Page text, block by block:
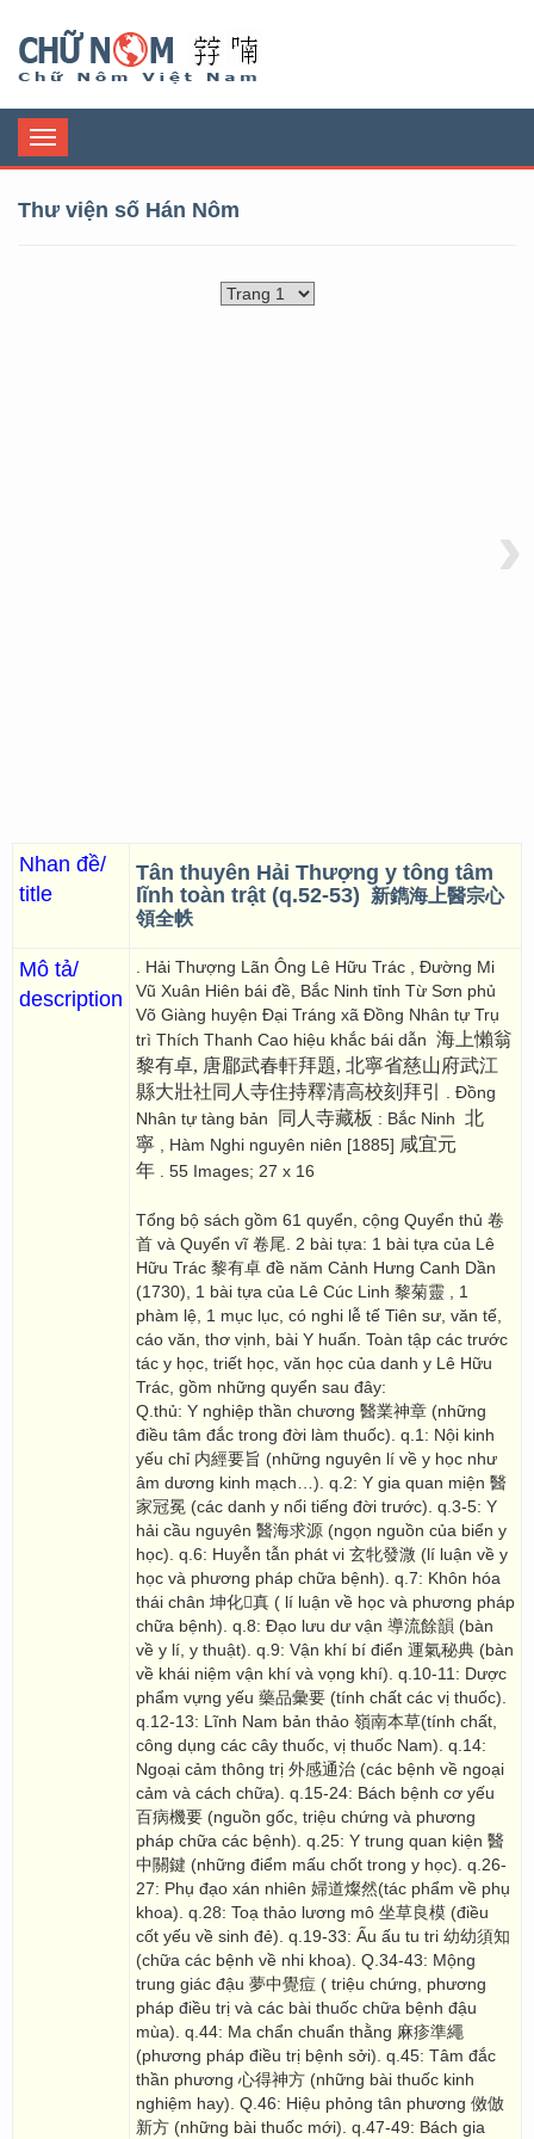
Toggle
navigation
Thư viện số Hán Nôm
›
Nhan đề/
title
Tân thuyên Hải Thượng y tông tâm
lĩnh toàn trật (q.52-53)
新鐫海上醫宗心
領全帙
Mô tả/
description
. Hải Thượng Lãn Ông Lê Hữu Trác , Đường Mi
Vũ Xuân Hiên bái đề, Bắc Ninh tỉnh Từ Sơn phủ
Võ Giàng huyện Đại Tráng xã Đồng Nhân tự Trụ
trì Thích Thanh Cao hiệu khắc bái dẫn 海上懶翁
黎有卓, 唐郿武春軒拜題, 北寧省慈山府武江
縣大壯社同人寺住持釋清高校刻拜引
. Đồng
Nhân tự tàng bản
同人寺藏板 : Bắc Ninh 北
寧 , Hàm Nghi nguyên niên [1885] 咸宜元
年 . 55 Images; 27 x 16
Tổng bộ sách gồm 61 quyển, cộng Quyển thủ 卷
首 và Quyển vĩ 卷尾. 2 bài tựa: 1 bài tựa của Lê
Hữu Trác 黎有卓 đề năm Cảnh Hưng Canh Dần
(1730), 1 bài tựa của Lê Cúc Linh 黎菊靈 , 1
phàm lệ, 1 mục lục, có nghi lễ tế Tiên sư, văn tế,
cáo văn, thơ vịnh, bài Y huấn. Toàn tập các trước
tác y học, triết học, văn học của danh y Lê Hữu
Trác, gồm những quyển sau đây:
Q.thủ: Y nghiệp thần chương 醫業神章 (những
điều tâm đắc trong đời làm thuốc). q.1: Nội kinh
yếu chỉ 内經要旨 (những nguyên lí về y học như
âm dương kinh mạch…). q.2: Y gia quan miện 醫
家冠冕 (các danh y nổi tiếng đời trước). q.3-5: Y
hải cầu nguyên 醫海求源 (ngọn nguồn của biển y
học). q.6: Huyễn tẫn phát vi 玄牝發溦 (lí luận về y
học và phương pháp chữa bệnh). q.7: Khôn hóa
thái chân 坤化񠈚真 ( lí luận về học và phương pháp
chữa bệnh). q.8: Đạo lưu dư vận 導流餘韻 (bàn
về y lí, y thuật). q.9: Vận khí bí điển 運氣秘典 (bàn
về khái niệm vận khí và vọng khí). q.10-11: Dược
phẩm vựng yếu 藥品彙要 (tính chất các vị thuốc).
q.12-13: Lĩnh Nam bản thảo 嶺南本草(tính chất,
công dụng các cây thuốc, vị thuốc Nam). q.14:
Ngoại cảm thông trị 外感通治 (các bệnh về ngoại
cảm và cách chữa). q.15-24: Bách bệnh cơ yếu
百病機要 (nguồn gốc, triệu chứng và phương
pháp chữa các bệnh). q.25: Y trung quan kiện 醫
中關鍵 (những điểm mấu chốt trong y học). q.26-
27: Phụ đạo xán nhiên 婦道燦然(tác phẩm về phụ
khoa). q.28: Toạ thảo lương mô 坐草良模 (điều
cốt yếu về sinh đẻ). q.19-33: Ấu ấu tu tri 幼幼須知
(chữa các bệnh về nhi khoa). Q.34-43: Mộng
trung giác đậu 夢中覺痘 ( triệu chứng, phương
pháp điều trị và các bài thuốc chữa bệnh đậu
mùa). q.44: Ma chẩn chuẩn thằng 麻疹準繩
(phương pháp điều trị bệnh sởi). q.45: Tâm đắc
thần phương 心得神方 (những bài thuốc kinh
nghiệm hay). Q.46: Hiệu phỏng tân phương 傚倣
新方 (những bài thuốc mới). q.47-49: Bách gia